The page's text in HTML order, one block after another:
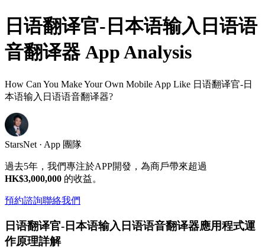
日语翻译官-日本语输入日语语
音翻译器 App Analysis
How Can You Make Your Own Mobile App Like 日语翻译官-日
本语输入日语语音翻译器?
StarsNet · App 團隊
過去5年，我們專注於APP開發，為商戶帶來超過
HK$3,000,000 的收益。
預約諮詢聯絡我們
日语翻译官-日本语输入日语语音翻译器應用程式運
作原理詳解